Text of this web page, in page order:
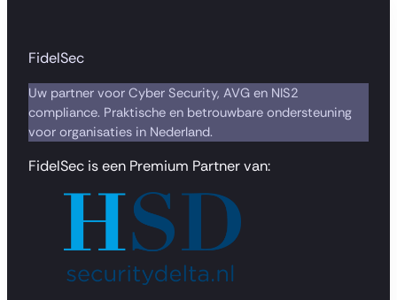
FidelSec
Uw partner voor Cyber Security, AVG en NIS2
compliance. Praktische en betrouwbare ondersteuning
voor organisaties in Nederland.
FidelSec is een Premium Partner van: